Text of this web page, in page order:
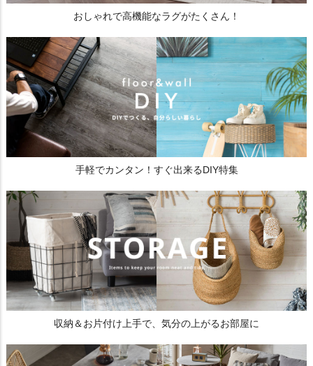
おしゃれで高機能なラグがたくさん！
手軽でカンタン！すぐ出来るDIY特集
収納＆お片付け上手で、気分の上がるお部屋に